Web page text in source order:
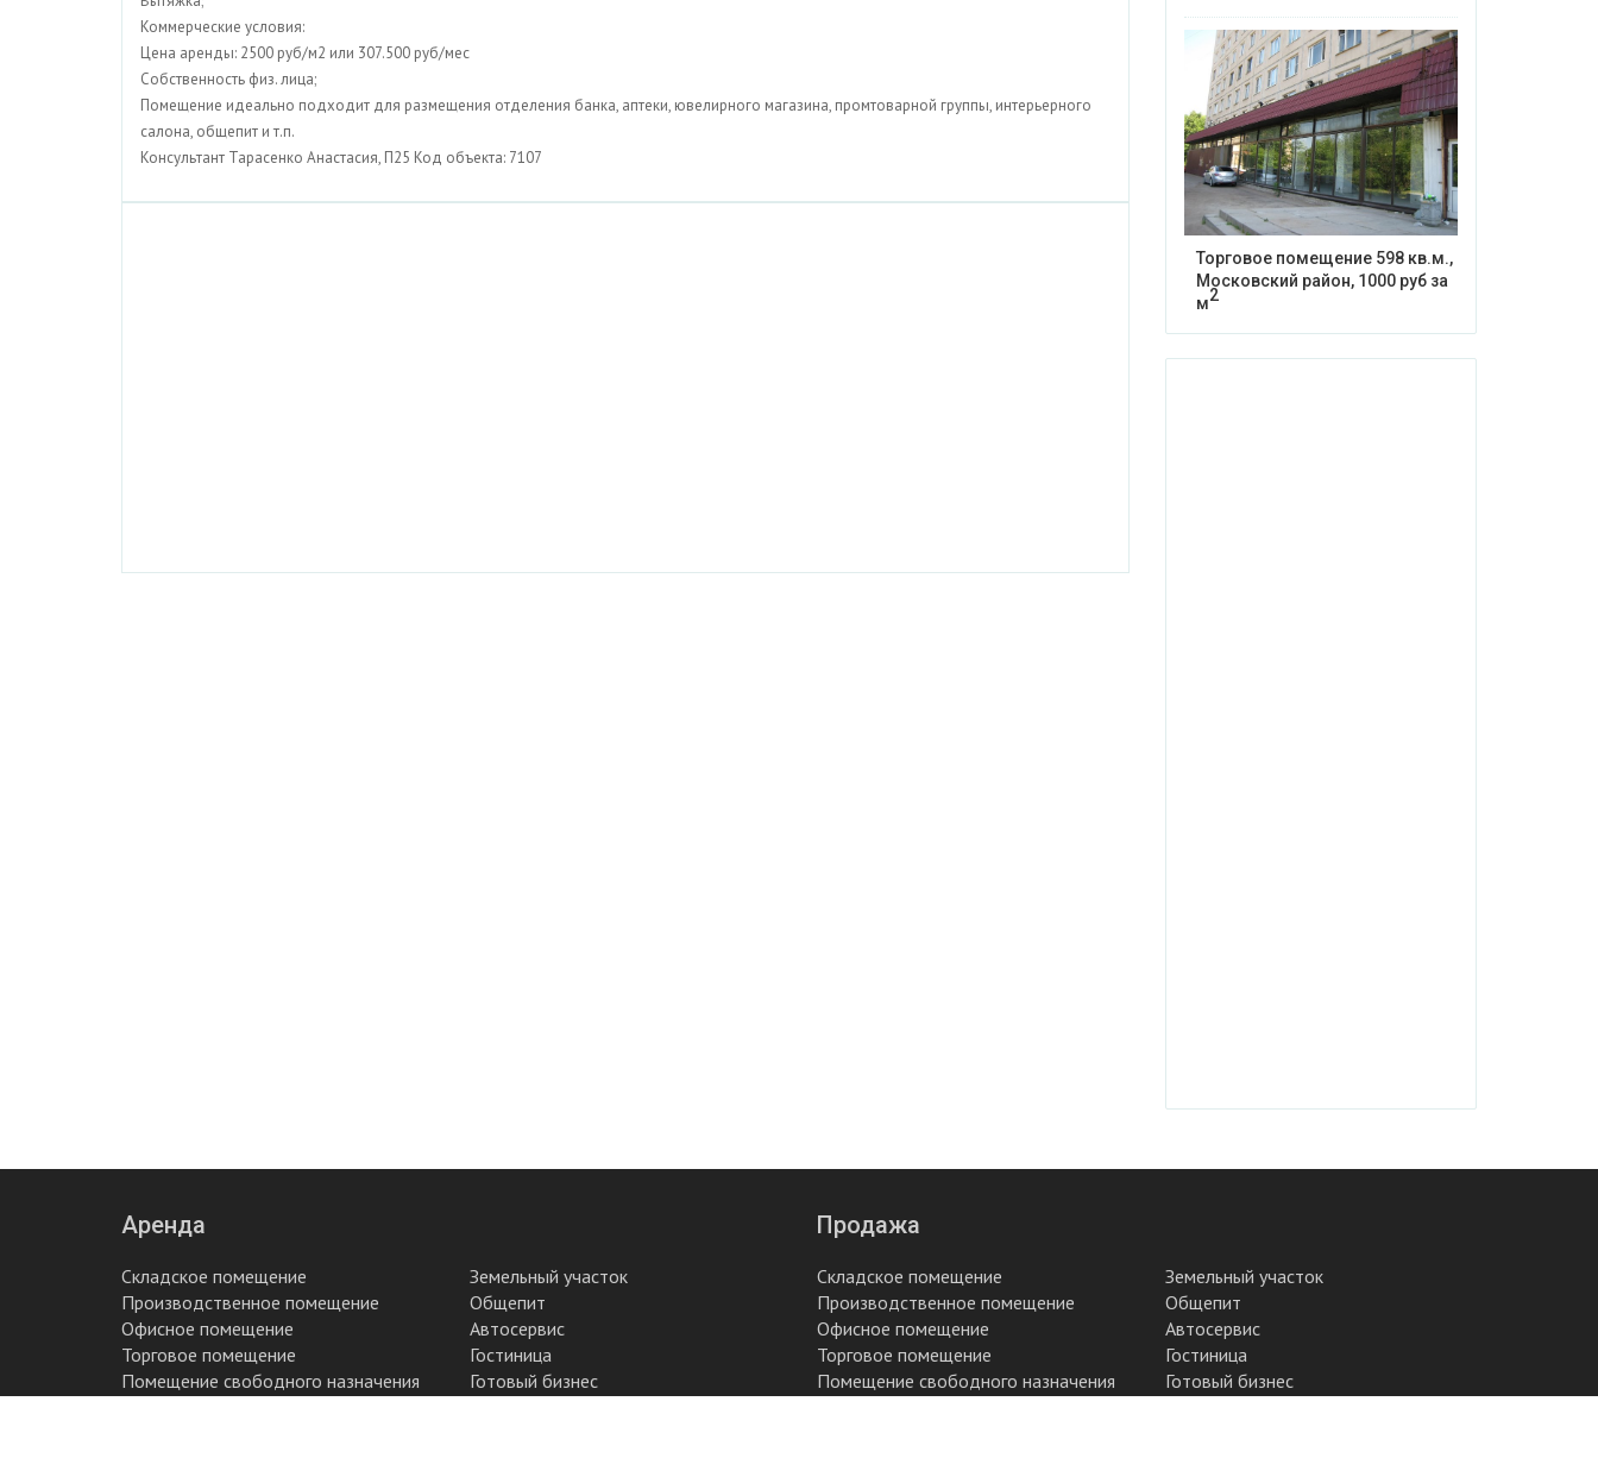
Коммерческие условия:
Цена аренды: 2500 руб/м2 или 307.500 руб/мес
Собственность физ. лица;
Помещение идеально подходит для размещения отделения банка, аптеки, ювелирного магазина, промтоварной группы, интерьерного
салона, общепит и т.п.
Консультант Тарасенко Анастасия, П25 Код объекта: 7107
Торговое помещение 598 кв.м.,
Московский район, 1000 руб за
м2
Аренда
Складское помещение
Производственное помещение
Офисное помещение
Торговое помещение
Помещение свободного назначения
Земельный участок
Общепит
Автосервис
Гостиница
Готовый бизнес
Продажа
Складское помещение
Производственное помещение
Офисное помещение
Торговое помещение
Помещение свободного назначения
Земельный участок
Общепит
Автосервис
Гостиница
Готовый бизнес